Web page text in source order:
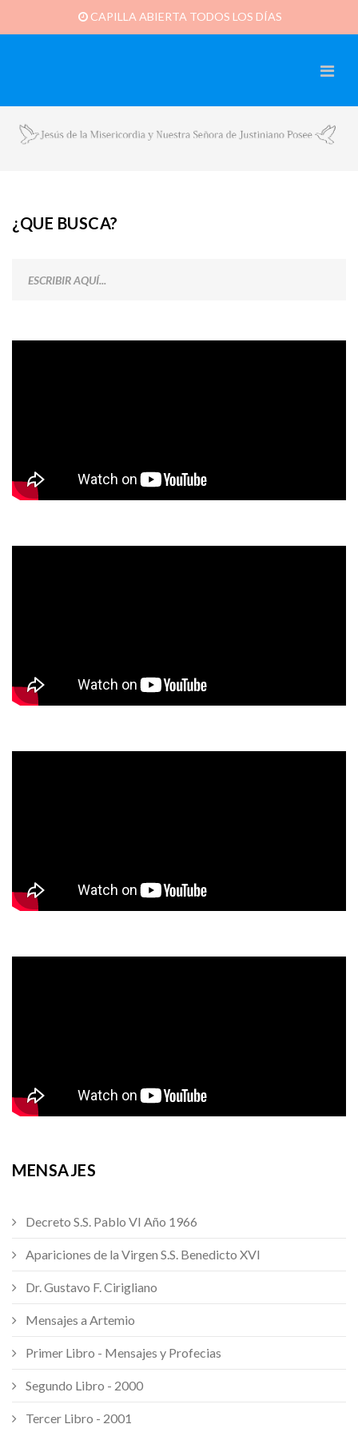
CAPILLA ABIERTA TODOS LOS DÍAS
¿QUE BUSCA?
MENSAJES
Decreto S.S. Pablo VI Año 1966
Apariciones de la Virgen S.S. Benedicto XVI
Dr. Gustavo F. Cirigliano
Mensajes a Artemio
Primer Libro - Mensajes y Profecias
Segundo Libro - 2000
Tercer Libro - 2001